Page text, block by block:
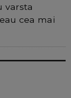
varsta
cea mai